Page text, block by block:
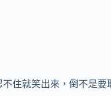
住就笑出來，倒不是